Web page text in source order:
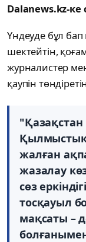
Dalanews.kz-ке
Үндеуде бұл бап
шектейтін,
журналистер
қаупін
Қылмыстық
жалған
жазалау
сөз
тосқауыл
мақсаты –